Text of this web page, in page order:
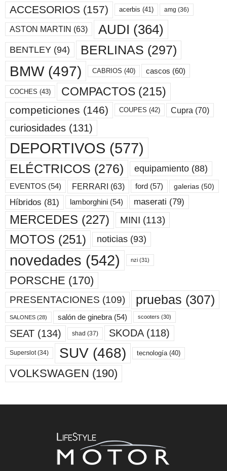
ACCESORIOS (157) acerbis (41) amg (36)
ASTON MARTIN (63) AUDI (364)
BENTLEY (94) BERLINAS (297)
BMW(497) CABRIOS (40) cascos (60)
COCHES (43) COMPACTOS (215)
competiciones (146) COUPES (42) Cupra (70)
curiosidades (131)
DEPORTIVOS (577)
ELÉCTRICOS (276) equipamiento (88)
EVENTOS (54) FERRARI (63) ford (57) galerias (50)
Híbridos (81) lamborghini (54) maserati (79)
MERCEDES (227) MINI (113)
MOTOS (251) noticias (93)
novedades (542) nzi (31)
PORSCHE (170)
PRESENTACIONES (109) pruebas (307)
SALONES (28) salón de ginebra (54) scooters (30)
SEAT (134) shad (37) SKODA(118)
Superslot(34) SUV (468) tecnología (40)
VOLKSWAGEN (190)